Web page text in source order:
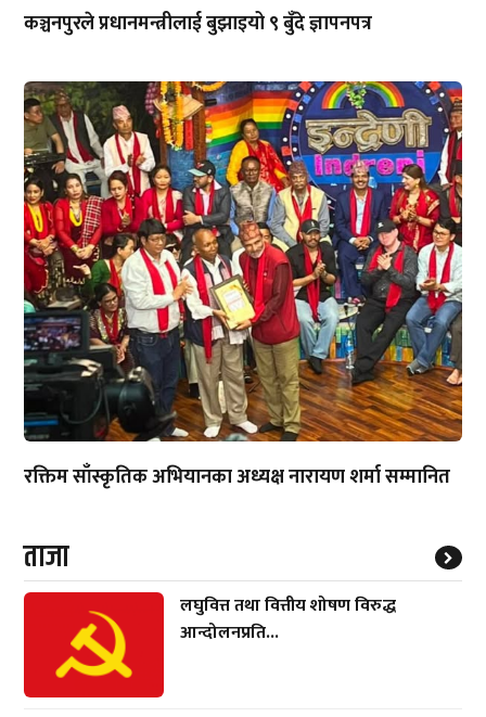
कञ्चनपुरले प्रधानमन्त्रीलाई बुझाइयो ९ बुँदे ज्ञापनपत्र
रक्तिम साँस्कृतिक अभियानका अध्यक्ष नारायण शर्मा सम्मानित
ताजा
लघुवित्त तथा वित्तीय शोषण विरुद्ध
आन्दोलनप्रति...